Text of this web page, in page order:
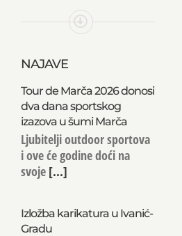
NAJAVE
Tour de Marča 2026 donosi
dva dana sportskog
izazova u šumi Marča
Ljubitelji outdoor sportova
i ove će godine doći na
svoje[...]
Izložba karikatura u Ivanić-
Gradu